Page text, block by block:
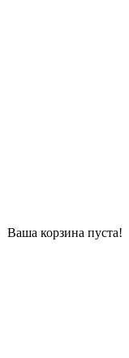
Ваша корзина пуста!